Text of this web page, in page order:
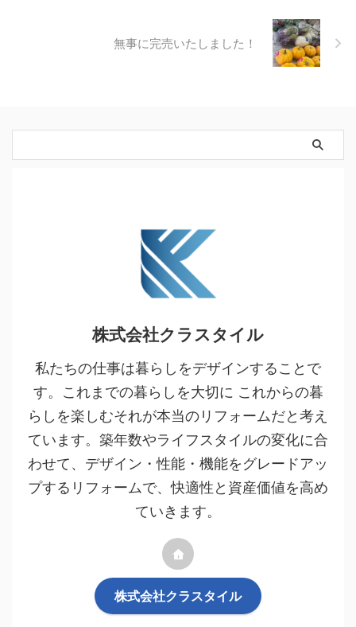
無事に完売いたしました！
株式会社クラスタイル
私たちの仕事は暮らしをデザインすることで
す。これまでの暮らしを大切に これからの暮
らしを楽しむそれが本当のリフォームだと考え
ています。築年数やライフスタイルの変化に合
わせて、デザイン・性能・機能をグレードアッ
プするリフォームで、快適性と資産価値を高め
ていきます。
株式会社クラスタイル